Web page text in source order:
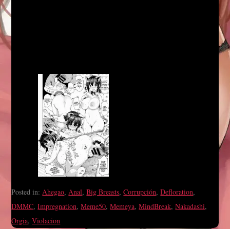
Posted in:Ahegao,Anal,Big Breasts,Corrupción,Defloration,
DMMC,Impregnation,Meme50,Memeya,MindBreak,Nakadashi,
Orgia,Violacion